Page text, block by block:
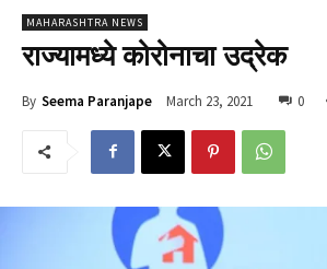
MAHARASHTRA NEWS
राज्यामध्ये कोरोनाचा उद्रेक
By Seema Paranjape March 23, 2021 0